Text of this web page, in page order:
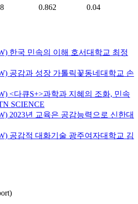
0.862 0.04
한국 민속의 이해 호서대학교 최정
공감과 성장 가톨릭꽃동네대학교 손
<다큐S+>과학과 지혜의 조화, 민속
SCIENCE
2023년 교육은 공감능력으로 신한대
공감적 대화기술 광주여자대학교 김